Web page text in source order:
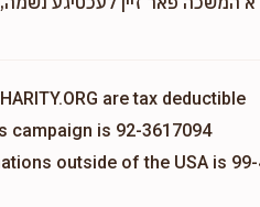
are tax deductible
campaign is 92-3617094
outside of the USA is